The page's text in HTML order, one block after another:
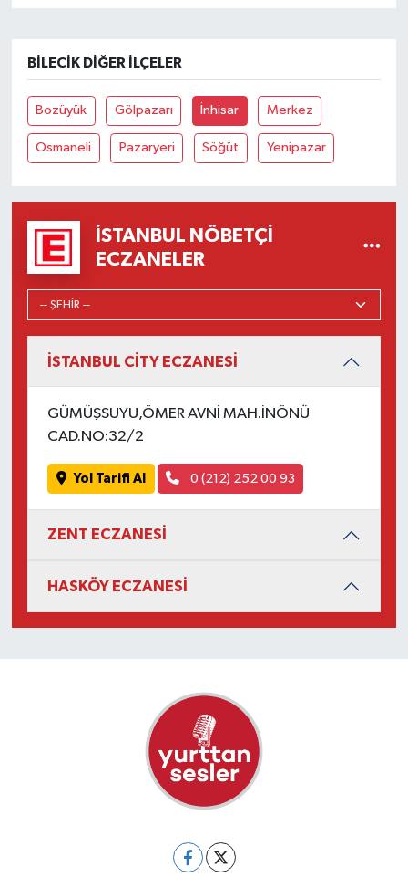
BILECIK DIĞER İLÇELER
Bozüyük Gölpazarı İnhisar Merkez
Osmaneli Pazaryeri Söğüt Yenipazar
İSTANBUL NÖBETÇI
ECZANELER
İSTANBUL CİTY ECZANESİ
GÜMÜŞSUYU,ÖMER AVNİ MAH.İNÖNÜ
CAD.NO:32/2
Yol Tarifi Al 0 (212) 252 00 93
ZENT ECZANESİ
HASKÖY ECZANESİ